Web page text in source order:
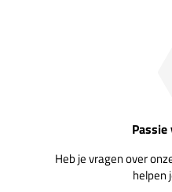
Heb je vragen over
helpen